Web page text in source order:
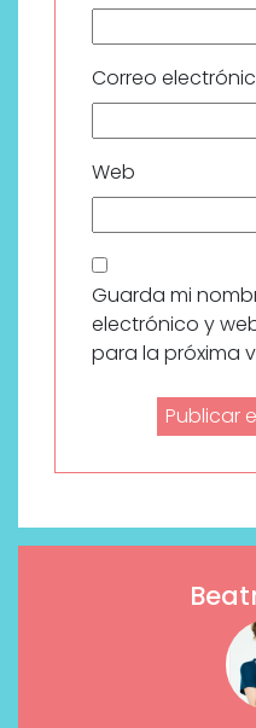
Correo
Web
Guarda mi
electrónico y
para la próxima